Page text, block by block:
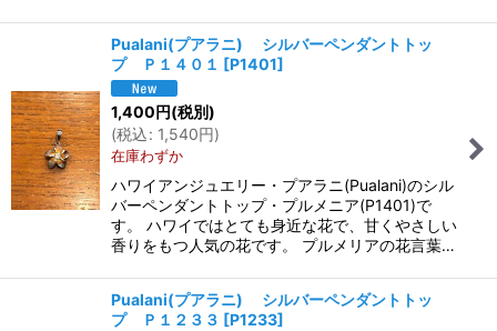
Pualani(プアラニ) シルバーペンダントトッ
プ Ｐ１４０１ [P1401]
1,400円(税別)
(税込: 1,540円)
在庫わずか
ハワイアンジュエリー・プアラニ(Pualani)のシル
バーペンダントトップ・プルメニア(P1401)で
す。 ハワイではとても身近な花で、甘くやさしい
香りをもつ人気の花です。 プルメリアの花言葉…
Pualani(プアラニ) シルバーペンダントトッ
プ Ｐ１２３３ [P1233]